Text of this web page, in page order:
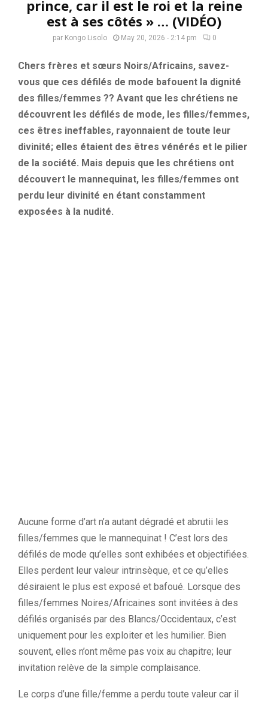
prince, car il est le roi et la reine
est à ses côtés » … (VIDÉO)
par Kongo Lisolo May 20, 2026 - 2:14 pm 0
Chers frères et sœurs Noirs/Africains, savez-
vous que ces défilés de mode bafouent la dignité
des filles/femmes ?? Avant que les chrétiens ne
découvrent les défilés de mode, les filles/femmes,
ces êtres ineffables, rayonnaient de toute leur
divinité; elles étaient des êtres vénérés et le pilier
de la société. Mais depuis que les chrétiens ont
découvert le mannequinat, les filles/femmes ont
perdu leur divinité en étant constamment
exposées à la nudité.
Aucune forme d’art n’a autant dégradé et abrutii les
filles/femmes que le mannequinat ! C’est lors des
défilés de mode qu’elles sont exhibées et objectifiées.
Elles perdent leur valeur intrinsèque, et ce qu’elles
désiraient le plus est exposé et bafoué. Lorsque des
filles/femmes Noires/Africaines sont invitées à des
défilés organisés par des Blancs/Occidentaux, c’est
uniquement pour les exploiter et les humilier. Bien
souvent, elles n’ont même pas voix au chapitre; leur
invitation relève de la simple complaisance.
Le corps d’une fille/femme a perdu toute valeur car il